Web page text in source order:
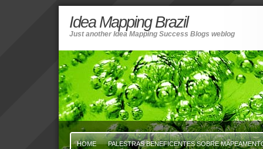
Idea Mapping Brazil
Just another Idea Mapping Success Blogs weblog
HOME PALESTRAS BENEFICENTES SOBRE